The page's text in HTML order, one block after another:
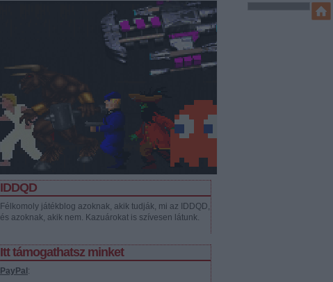
IDDQD
Félkomoly játékblog azoknak, akik tudják, mi az IDDQD,
és azoknak, akik nem. Kazuárokat is szívesen látunk.
Itt támogathatsz minket
PayPal :